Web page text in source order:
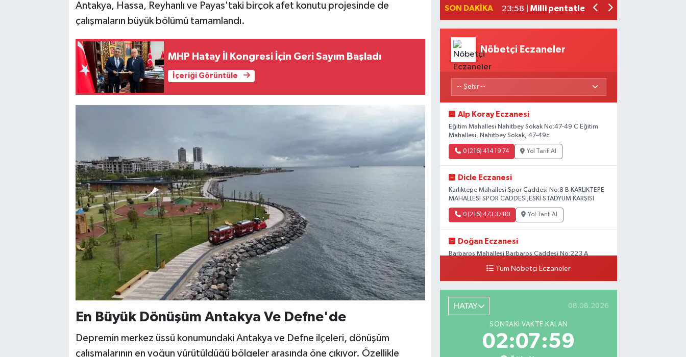
Antakya, Hassa, Reyhanlı ve Payas'taki birçok afet konutu projesinde de
çalışmaların büyük bölümü tamamlandı.
MHP Hatay İl Kongresi İçin Geri Sayım Başladı
İçeriği Görüntüle
En Büyük Dönüşüm Antakya Ve Defne'de
Depremin merkez üssü konumundaki Antakya ve Defne ilçeleri, dönüşüm
çalışmalarının en yoğun yürütüldüğü bölgeler arasında öne çıkıyor. Özellikle
SON DAKIKA
23:58 | Milli pentatletler Kıvanç Taşyaran ve
Nöbetçi Eczaneler
Alp Koray Eczanesi
Eğitim Mahallesi Nahitbey Sokak No:47-49 C Eğitim
Mahallesi, Nahitbey Sokak, 47-49c
0 (216) 414 19 74 Yol Tarifi Al
Dicle Eczanesi
Karlıktepe Mahallesi Spor Caddesi No:8 B KARLIKTEPE
MAHALLESİ SPOR CADDESİ,ESKİ STADYUM KARŞISI
0 (216) 473 37 80 Yol Tarifi Al
Doğan Eczanesi
Barbaros Mahallesi Barbaros Caddesi No:223 A
Mali Eczanesi
Merkez Mahallesi Tüloğlu Sokak No:4 A
REŞİTPAŞACADDESİ QNB BANK SOKAĞI REŞİTPAŞA
DENİZKÖŞKLER SAĞLIK OCAĞI KARŞISI
Tüm Nöbetçi Eczaneler
HATAY 08.08.2026
SONRAKI VAKTE KALAN
02:07:58